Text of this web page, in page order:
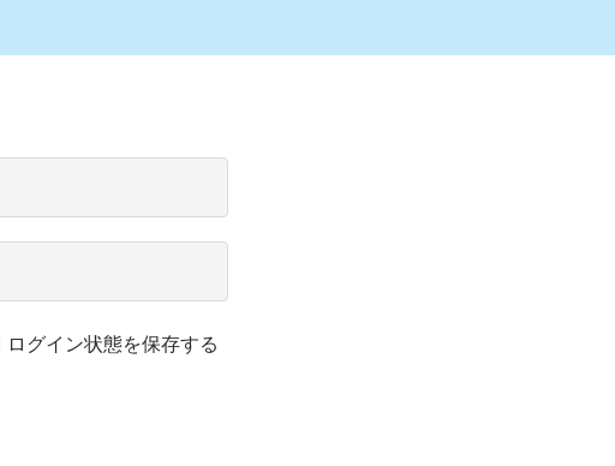
ログイン状態を保存する